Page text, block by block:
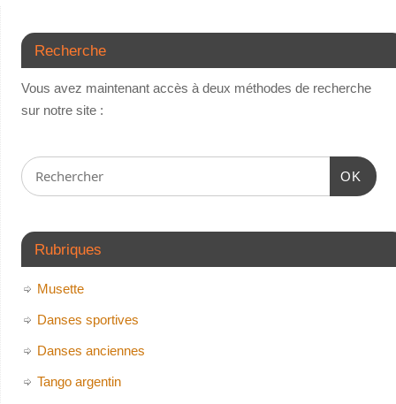
Recherche
Vous avez maintenant accès à deux méthodes de recherche
sur notre site :
OK
Rubriques
Musette
Danses sportives
Danses anciennes
Tango argentin